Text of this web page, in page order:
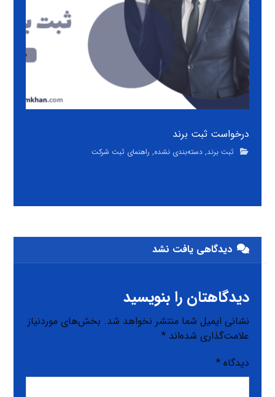
درخواست ثبت برند
ثبت برند,دسته‌بندی نشده, راهنمای ثبت شرکت
دیدگاهی یافت نشد
دیدگاهتان را بنویسید
نشانی ایمیل شما منتشر نخواهد شد. بخش‌های موردنیاز
علامت‌گذاری شده‌اند*
دیدگاه*